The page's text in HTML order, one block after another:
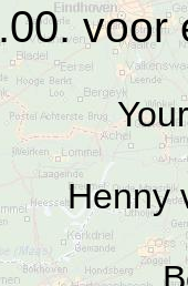
voor
Henny